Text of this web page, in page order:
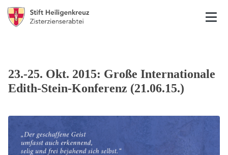
23.-25. Okt. 2015: Große Internationale
Edith-Stein-Konferenz (21.06.15.)